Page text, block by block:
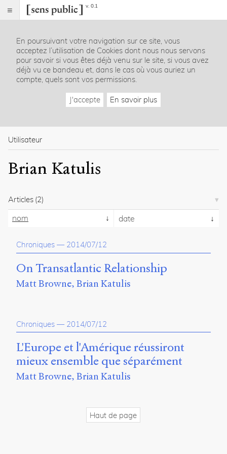
v. 0.1
Index
Rubriques
Essais
La
revue
Présentation
Publier
Contact
À
du
site
Archipel
En
Mastodon
Université
de
Campus
En poursuivant votre navigation sur ce site, vous
acceptez l’utilisation de Cookies dont nous nous servons
pour savoir si vous êtes déjà venu sur le site, si vous avez
déjà vu ce bandeau et, dans le cas où vous auriez un
compte, quels sont vos permissions.
J'accepte En savoir plus
Utilisateur
Brian Katulis
Articles (2)
nom date
Chroniques — 2014/07/12
On Transatlantic Relationship
Matt Browne Brian Katulis
Chroniques — 2014/07/12
L'Europe et l'Amérique réussiront
mieux ensemble que séparément
Matt Browne Brian Katulis
Haut de page